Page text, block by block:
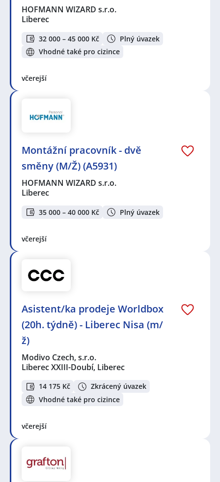
HOFMANN WIZARD s.r.o.
Liberec
32 000 – 45 000 Kč
Plný úvazek
Vhodné také pro cizince
včerejší
Montážní pracovník - dvě
směny (M/Ž) (A5931)
HOFMANN WIZARD s.r.o.
Liberec
35 000 – 40 000 Kč Plný úvazek
včerejší
Asistent/ka prodeje Worldbox
(20h. týdně) - Liberec Nisa (m/
ž)
Modivo Czech, s.r.o.
Liberec XXIII-Doubí, Liberec
14 175 Kč
Zkrácený úvazek
Vhodné také pro cizince
včerejší